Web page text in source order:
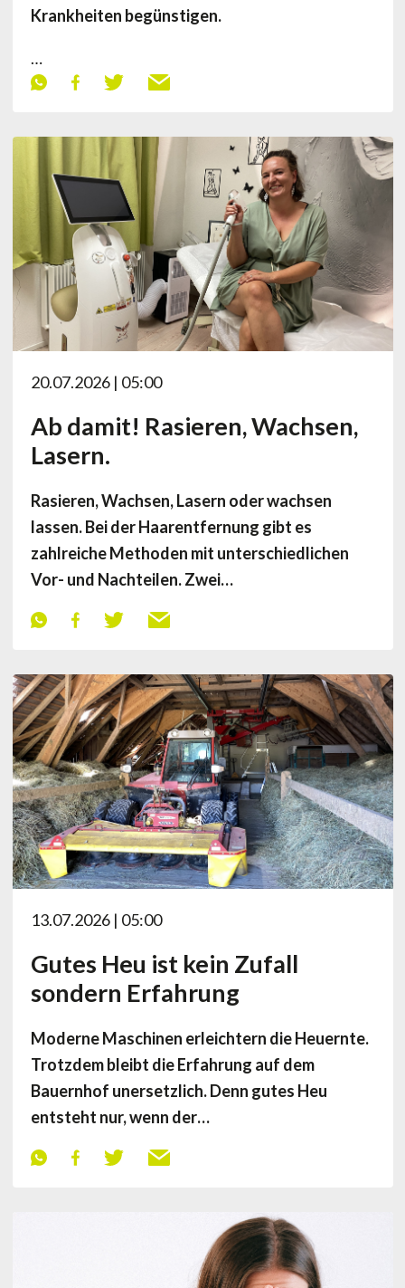
Krankheiten begünstigen.
…
20.07.2026 | 05:00
Ab damit! Rasieren, Wachsen,
Lasern.
Rasieren, Wachsen, Lasern oder wachsen
lassen. Bei der Haarentfernung gibt es
zahlreiche Methoden mit unterschiedlichen
Vor- und Nachteilen. Zwei…
13.07.2026 | 05:00
Gutes Heu ist kein Zufall
sondern Erfahrung
Moderne Maschinen erleichtern die Heuernte.
Trotzdem bleibt die Erfahrung auf dem
Bauernhof unersetzlich. Denn gutes Heu
entsteht nur, wenn der…